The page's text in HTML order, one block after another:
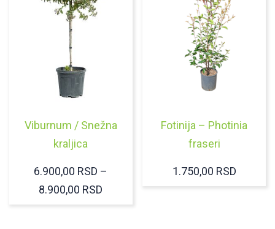
Viburnum / Snežna
kraljica
6.900,00 RSD –
8.900,00 RSD
Fotinija – Photinia
fraseri
1.750,00 RSD